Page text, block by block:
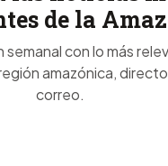
de la
con lo más
amazónica,
correo.